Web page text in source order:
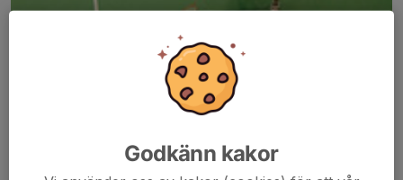
Här hamnar automatiskt de senaste nyheterna på hemsidan. För
Godkänn kakor